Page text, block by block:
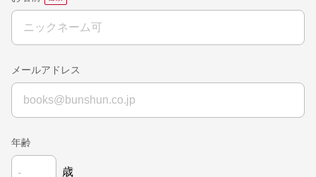
メールアドレス
年齢
歳